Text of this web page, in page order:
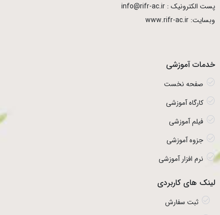
پست الکترونیک : info@rifr-ac.ir
وبسایت: www.rifr-ac.ir
خدمات آموزشی
صفحه نخست
کارگاه آموزشی
فیلم آموزشی
جزوه آموزشی
نرم افزار آموزشی
لینک های کاربردی
ثبت سفارش